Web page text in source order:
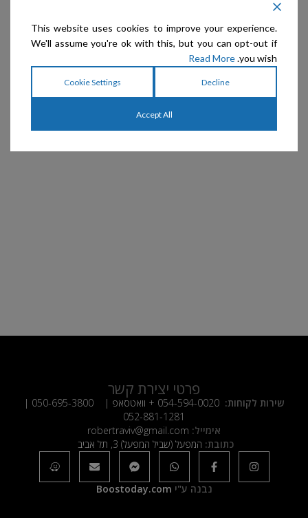
פרטי יצירת קשר
שירות לקוחות: 054-594-0020 + וואטסאפ | 050-695-3800
|
052-881-1281
אימייל: robertraviv@gmail.com
כתובת: המפעל (שביל המפעל) 3, תל אביב
נבנה ע"י Boostoday.com
This website uses cookies to improve your experience.
We'll assume you're ok with this, but you can opt-out if
you wish.
Read More
Decline
Cookie Settings
Accept All